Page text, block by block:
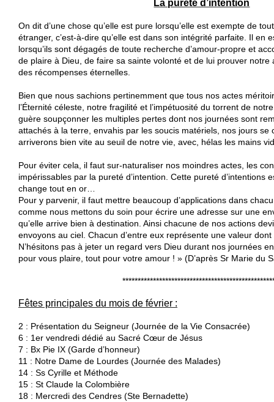
La pureté d’intention
On dit d’une chose qu’elle est pure lorsqu’elle est exempte de
étranger, c’est-à-dire qu’elle est dans son intégrité parfaite. Il en
lorsqu’ils sont dégagés de toute recherche d’amour-propre et
de plaire à Dieu, de faire sa sainte volonté et de lui prouver notre
des récompenses éternelles.
Bien que nous sachions pertinemment que tous nos actes
l’Éternité céleste, notre fragilité et l’impétuosité du torrent de
guère soupçonner les multiples pertes dont nos journées sont
attachés à la terre, envahis par les soucis matériels, nos jours se
arriverons bien vite au seuil de notre vie, avec, hélas les mains
Pour éviter cela, il faut sur-naturaliser nos moindres actes, les
impérissables par la pureté d’intention. Cette pureté d’intentions
change tout en or…
Pour y parvenir, il faut mettre beaucoup d’applications dans
comme nous mettons du soin pour écrire une adresse sur une
qu’elle arrive bien à destination. Ainsi chacune de nos actions
envoyons au ciel. Chacun d’entre eux représente une valeur
N’hésitons pas à jeter un regard vers Dieu durant nos journées
pour vous plaire, tout pour votre amour ! » (D’après Sr Marie du
Fêtes principales du mois de février :
2 : Présentation du Seigneur (Journée de la Vie Consacrée)
6 : 1er vendredi dédié au Sacré Cœur de Jésus
7 : Bx Pie IX (Garde d’honneur)
11 : Notre Dame de Lourdes (Journée des Malades)
14 : Ss Cyrille et Méthode
15 : St Claude la Colombière
18 : Mercredi des Cendres (Ste Bernadette)